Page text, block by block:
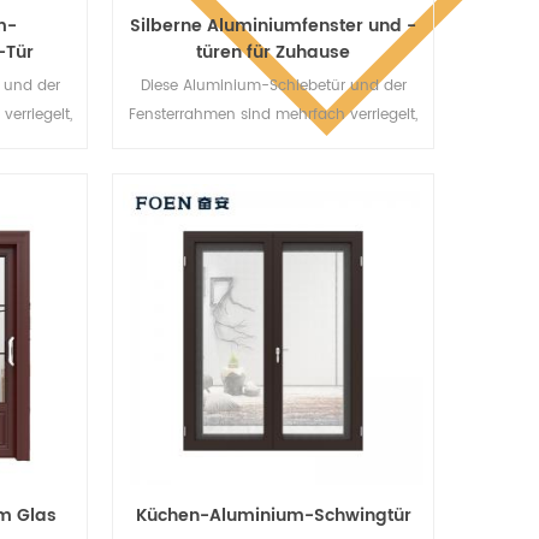
und der
Silberne Aluminiumfenster und -
türen für Zuhause
Diese Aluminium-Schiebetür und der
Fensterrahmen sind mehrfach verriegelt,
Verschiedene Türtypen für
unterschiedliche architektonische
Anforderungen.
Glas
Küchen-Aluminium-Schwingtür